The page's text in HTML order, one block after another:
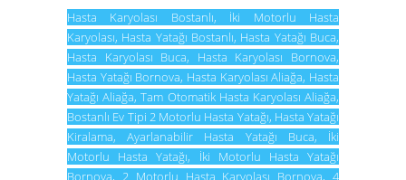
Hasta Karyolası Bostanlı, İki Motorlu Hasta
Karyolası, Hasta Yatağı Bostanlı, Hasta Yatağı Buca,
Hasta Karyolası Buca, Hasta Karyolası Bornova,
Hasta Yatağı Bornova, Hasta Karyolası Aliağa, Hasta
Yatağı Aliağa,Tam Otomatik Hasta Karyolası Aliağa,
Bostanlı Ev Tipi 2 Motorlu Hasta Yatağı, Hasta Yatağı
Kiralama,Ayarlanabilir Hasta Yatağı Buca, İki
Motorlu Hasta Yatağı, İki Motorlu Hasta Yatağı